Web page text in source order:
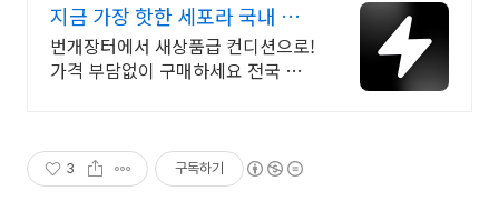
지금 가장 핫한 세포라 국내 최
대 브랜드 중고거래
번개장터에서 새상품급 컨디션으로!
가격 부담없이 구매하세요 전국 각
3 구독하기